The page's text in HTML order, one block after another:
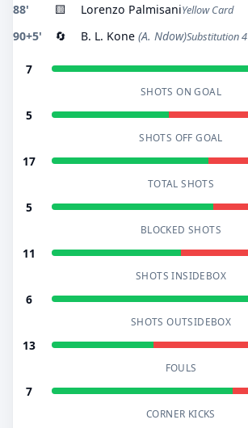
88' 🟨 Lorenzo PalmisaniYellow Card
90+5' 🔄 B. L. Kone (A. Ndow)Substitution 4
7
SHOTS ON GOAL
5
SHOTS OFF GOAL
17
TOTAL SHOTS
5
BLOCKED SHOTS
11
SHOTS INSIDEBOX
6
SHOTS OUTSIDEBOX
13
FOULS
7
CORNER KICKS